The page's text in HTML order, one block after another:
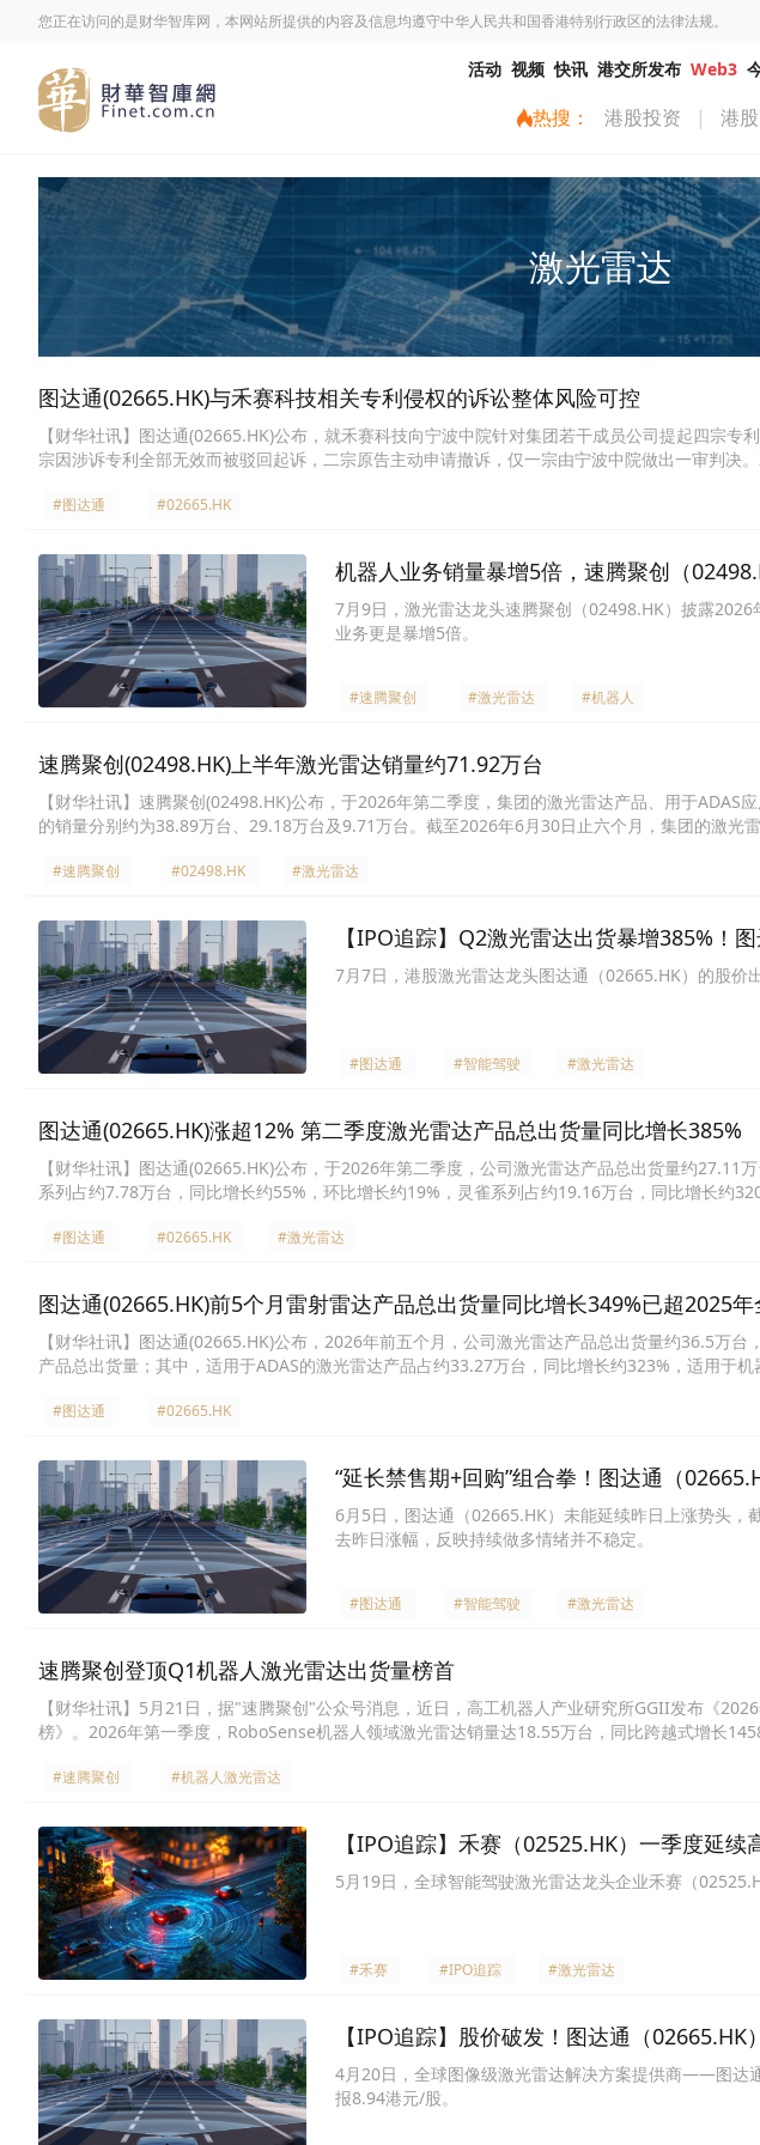
您正在访问的是财华智库网，本网站所提供的内容及信息均遵守中华人民共和国香港特别行政区的法律法规。
活动 视频 快讯 港交所发布 Web3
热搜： 港股投资 | 港
激光雷达
图达通(02665.HK)与禾赛科技相关专利侵权的诉讼整体风险可控
【财华社讯】图达通(02665.HK)公布，就禾赛科技向宁波中院针对集团若干成员公司提起四宗
宗因涉诉专利全部无效而被驳回起诉，二宗原告主动申请撤诉，仅一宗由宁波中院做出一审判决
件所涉被诉侵权产品为集团的灵雀E1X类型激光雷达产品。判决作出不利认定的关键技术特征仅
团现有产品的生产、销售或研发活动造成重大不利影响。经计及上述三宗案件已分别被驳回起诉
诉且判赔金额为人民币40万元；相关专利无效程序仍在进行；及集团对相关技术方案进行升级迭
运营、财务状况或发展前景造成重大不利影响。
#图达通 #02665.HK
机器人业务销量暴增5倍，速腾聚创（
7月9日，激光雷达龙头速腾聚创（02498.HK）披露
业务更是暴增5倍。
#速腾聚创 #激光雷达 #机器人
速腾聚创(02498.HK)上半年激光雷达销量约71.92万台
【财华社讯】速腾聚创(02498.HK)公布，于2026年第二季度，集团的激光雷达产品、用于ADAS
的销量分别约为38.89万台、29.18万台及9.71万台。截至2026年6月30日止六个月，集团的激光
#速腾聚创 #02498.HK #激光雷达
【IPO追踪】Q2激光雷达出货暴增385%！
7月7日，港股激光雷达龙头图达通（02665.HK）的股
#图达通 #智能驾驶 #激光雷达
图达通(02665.HK)涨超12% 第二季度激光雷达产品总出货量同比增长385%
【财华社讯】图达通(02665.HK)公布，于2026年第二季度，公司激光雷达产品总出货量约27.11
系列占约7.78万台，同比增长约55%，环比增长约19%，灵雀系列占约19.16万台，同比增长约
#图达通 #02665.HK #激光雷达
图达通(02665.HK)前5个月雷射雷达产品总出货量同比增长349%已超2025年
【财华社讯】图达通(02665.HK)公布，2026年前五个月，公司激光雷达产品总出货量约36.5万
产品总出货量；其中，适用于ADAS的激光雷达产品占约33.27万台，同比增长约323%，适用于
中，适用于ADAS的激光雷达产品占约8.95万台，同比增长约342%，适用于机器人、解决方案
心实现在2025年度报告中做出的2026年全年激光雷达总出货量较2025年增加约200%的业务展望
稿，跌12.32%，报3.63港元。
#图达通 #02665.HK
“延长禁售期+回购”组合拳！图达通（
6月5日，图达通（02665.HK）未能延续昨日上涨势头
去昨日涨幅，反映持续做多情绪并不稳定。
#图达通 #智能驾驶 #激光雷达
速腾聚创登顶Q1机器人激光雷达出货量榜首
【财华社讯】5月21日，据"速腾聚创"公众号消息，近日，高工机器人产业研究所GGII发布《
榜》。2026年第一季度，RoboSense机器人领域激光雷达销量达18.55万台，同比跨越式增长
#速腾聚创 #机器人激光雷达
【IPO追踪】禾赛（02525.HK）一季度延
5月19日，全球智能驾驶激光雷达龙头企业禾赛（
#禾赛 #IPO追踪 #激光雷达
【IPO追踪】股价破发！图达通（02665.HK
4月20日，全球图像级激光雷达解决方案提供商——图达
报8.94港元/股。